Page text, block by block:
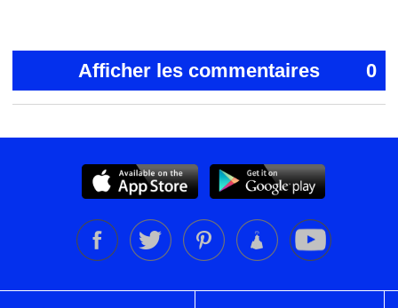
Afficher les commentaires 0